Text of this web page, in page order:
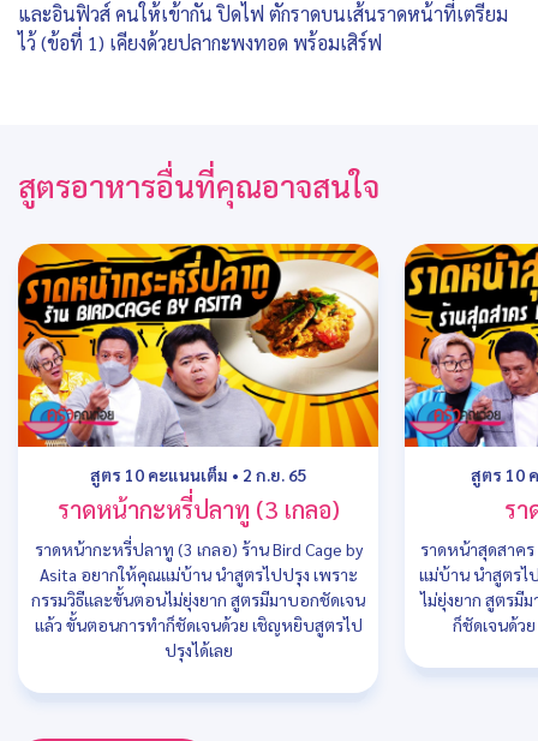
และอินฟิวส์ คนให้เข้ากัน ปิดไฟ ตักราดบนเส้นราดหน้าที่เตรียม
ไว้ (ข้อที่ 1) เคียงด้วยปลากะพงทอด พร้อมเสิร์ฟ
สูตรอาหารอื่นที่คุณอาจสนใจ
สูตร 10 คะแนนเต็ม • 2 ก.ย. 65
ราดหน้ากะหรี่ปลาทู (3 เกลอ)
ราดหน้ากะหรี่ปลาทู (3 เกลอ) ร้าน Bird Cage by
Asita อยากให้คุณแม่บ้าน นำสูตรไปปรุง เพราะ
กรรมวิธีและขั้นตอนไม่ยุ่งยาก สูตรมีมาบอกชัดเจน
แล้ว ขั้นตอนการทำก็ชัดเจนด้วย เชิญหยิบสูตรไป
ปรุงได้เลย
สูตร 10
รา
ราดหน้าสุดสาค
แม่บ้าน นำสูตรไ
ไม่ยุ่งยาก สูตรมี
ก็ชัดเจนด้ว